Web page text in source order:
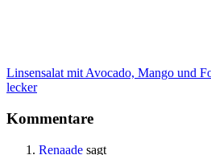
Linsensalat mit Avocado, Mango und
lecker
Kommentare
Renaade sagt